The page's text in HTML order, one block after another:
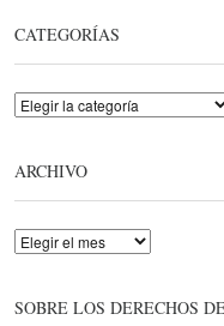
CATEGORÍAS
Categorías
ARCHIVO
Archivo
SOBRE LOS DERECHOS